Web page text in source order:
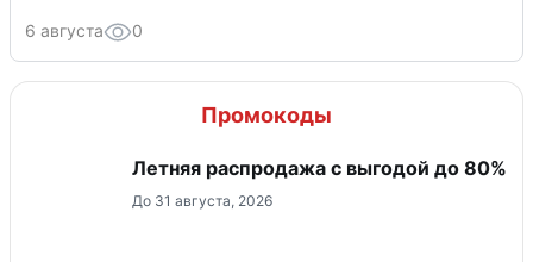
6 августа 0
Промокоды
Летняя распродажа с выгодой до 80%
До 31 августа, 2026